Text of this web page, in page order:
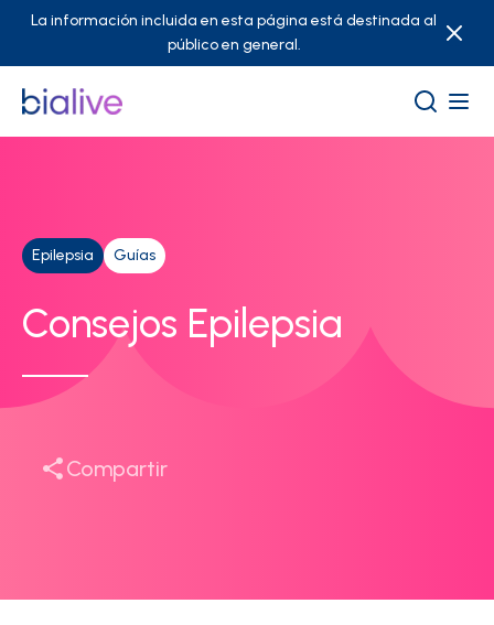
La información incluida en esta página está destinada al
público en general.
Epilepsia Guías
Consejos Epilepsia
Compartir